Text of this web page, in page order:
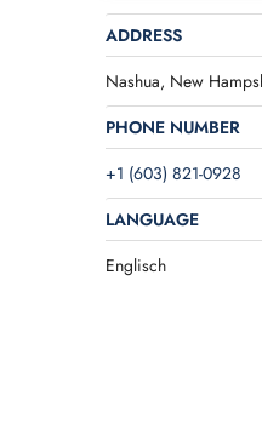
ADDRESS
Nashua, New
PHONE NUMBER
+1 (603) 821-0928
LANGUAGE
Englisch